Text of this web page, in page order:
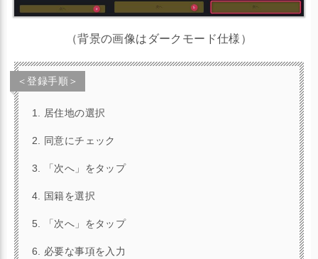
「認証続行」をタップ
（背景の画像はダークモード仕様）
＜登録手順＞
居住地の選択
同意にチェック
「次へ」をタップ
国籍を選択
「次へ」をタップ
必要な事項を入力